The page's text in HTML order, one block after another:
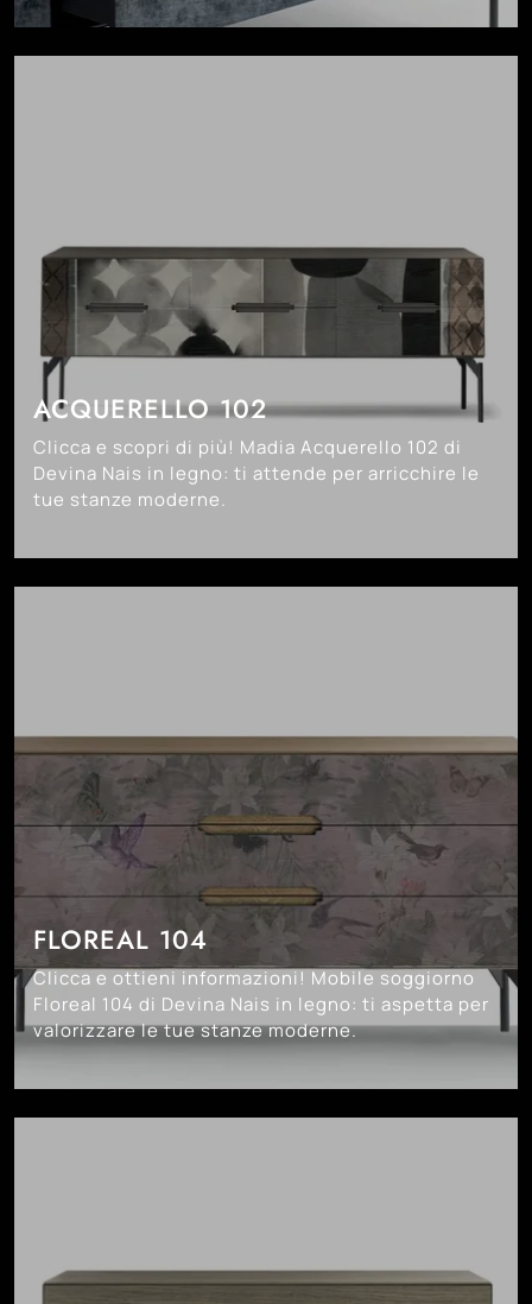
ACQUERELLO 102
Clicca e scopri di più! Madia Acquerello 102 di
Devina Nais in legno: ti attende per arricchire le
tue stanze moderne.
FLOREAL 104
Clicca e ottieni informazioni! Mobile soggiorno
Floreal 104 di Devina Nais in legno: ti aspetta per
valorizzare le tue stanze moderne.